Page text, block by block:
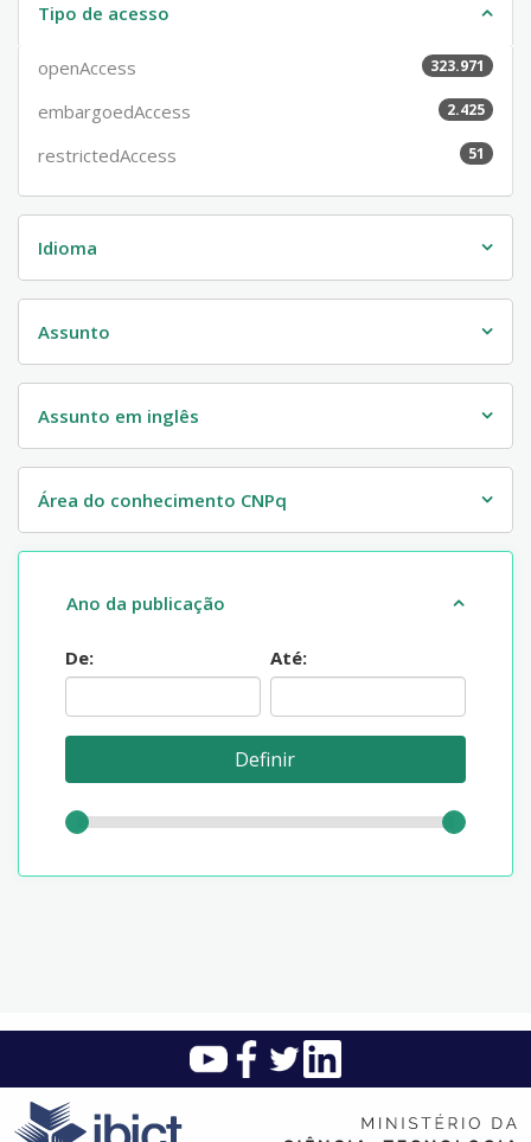
Tipo de acesso
openAccess 323.971
embargoedAccess 2.425
restrictedAccess 51
Idioma
Assunto
Assunto em inglês
Área do conhecimento CNPq
Ano da publicação
De: Até: